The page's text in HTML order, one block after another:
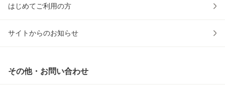
はじめてご利用の方
サイトからのお知らせ
その他・お問い合わせ